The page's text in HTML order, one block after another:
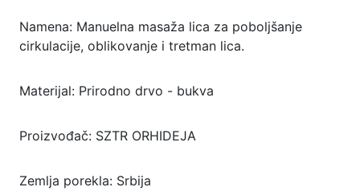
Namena: Manuelna masaža lica za poboljšanje
cirkulacije, oblikovanje i tretman lica.
Materijal: Prirodno drvo - bukva
Proizvođač: SZTR ORHIDEJA
Zemlja porekla: Srbija